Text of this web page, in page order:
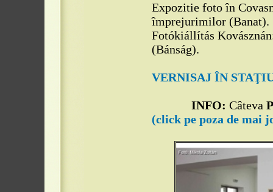
Expozitie foto în
împrejurimilor (Banat).
Fotókiállítás
(Bánság).
VERNISAJ ÎN
INFO: Câteva
(click pe poza de mai